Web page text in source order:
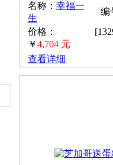
名称： 幸福一
生
编
价格：
￥4,704 元
查看详细